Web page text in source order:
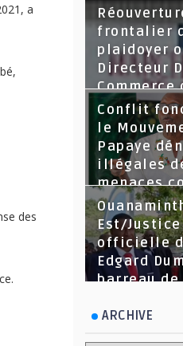
a
des
Nord-Est
frontalier
plaidoyer
Directeur
Commerce
Conflit
le
Papaye
illégales
menaces
dirigeants
Est/
officielle
Edgard
barreau de
ARCHIVE